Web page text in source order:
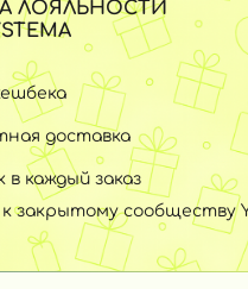
ЛОЯЛЬНОСТИ
доставка
в каждый заказ
закрытому сообществу